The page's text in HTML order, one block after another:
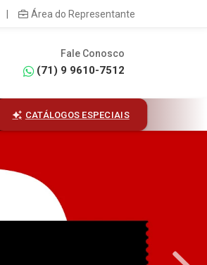
| Área do Representante
Fale Conosco
(71) 9 9610-7512
CATÁLOGOS ESPECIAIS